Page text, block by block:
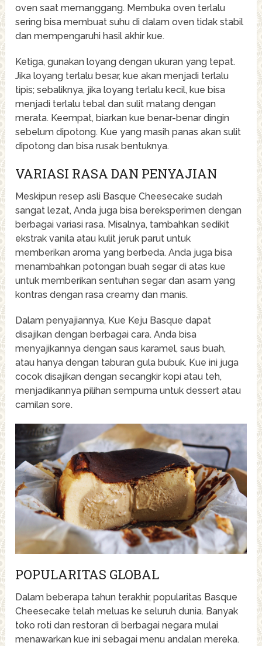
oven saat memanggang. Membuka oven terlalu
sering bisa membuat suhu di dalam oven tidak stabil
dan mempengaruhi hasil akhir kue.
Ketiga, gunakan loyang dengan ukuran yang tepat.
Jika loyang terlalu besar, kue akan menjadi terlalu
tipis; sebaliknya, jika loyang terlalu kecil, kue bisa
menjadi terlalu tebal dan sulit matang dengan
merata. Keempat, biarkan kue benar-benar dingin
sebelum dipotong. Kue yang masih panas akan sulit
dipotong dan bisa rusak bentuknya.
VARIASI RASA DAN PENYAJIAN
Meskipun resep asli Basque Cheesecake sudah
sangat lezat, Anda juga bisa bereksperimen dengan
berbagai variasi rasa. Misalnya, tambahkan sedikit
ekstrak vanila atau kulit jeruk parut untuk
memberikan aroma yang berbeda. Anda juga bisa
menambahkan potongan buah segar di atas kue
untuk memberikan sentuhan segar dan asam yang
kontras dengan rasa creamy dan manis.
Dalam penyajiannya, Kue Keju Basque dapat
disajikan dengan berbagai cara. Anda bisa
menyajikannya dengan saus karamel, saus buah,
atau hanya dengan taburan gula bubuk. Kue ini juga
cocok disajikan dengan secangkir kopi atau teh,
menjadikannya pilihan sempurna untuk dessert atau
camilan sore.
POPULARITAS GLOBAL
Dalam beberapa tahun terakhir, popularitas Basque
Cheesecake telah meluas ke seluruh dunia. Banyak
toko roti dan restoran di berbagai negara mulai
menawarkan kue ini sebagai menu andalan mereka.